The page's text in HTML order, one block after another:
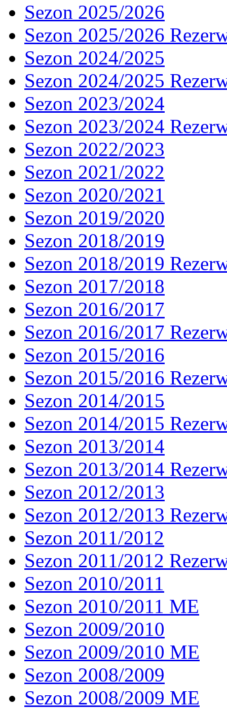
Sezon 2025/2026
Sezon 2025/2026
Sezon 2024/2025
Sezon 2024/2025
Sezon 2023/2024
Sezon 2023/2024
Sezon 2022/2023
Sezon 2021/2022
Sezon 2020/2021
Sezon 2019/2020
Sezon 2018/2019
Sezon 2018/2019
Sezon 2017/2018
Sezon 2016/2017
Sezon 2016/2017
Sezon 2015/2016
Sezon 2015/2016
Sezon 2014/2015
Sezon 2014/2015
Sezon 2013/2014
Sezon 2013/2014
Sezon 2012/2013
Sezon 2012/2013
Sezon 2011/2012
Sezon 2011/2012
Sezon 2010/2011
Sezon 2010/2011 ME
Sezon 2009/2010
Sezon 2009/2010 ME
Sezon 2008/2009
Sezon 2008/2009 ME